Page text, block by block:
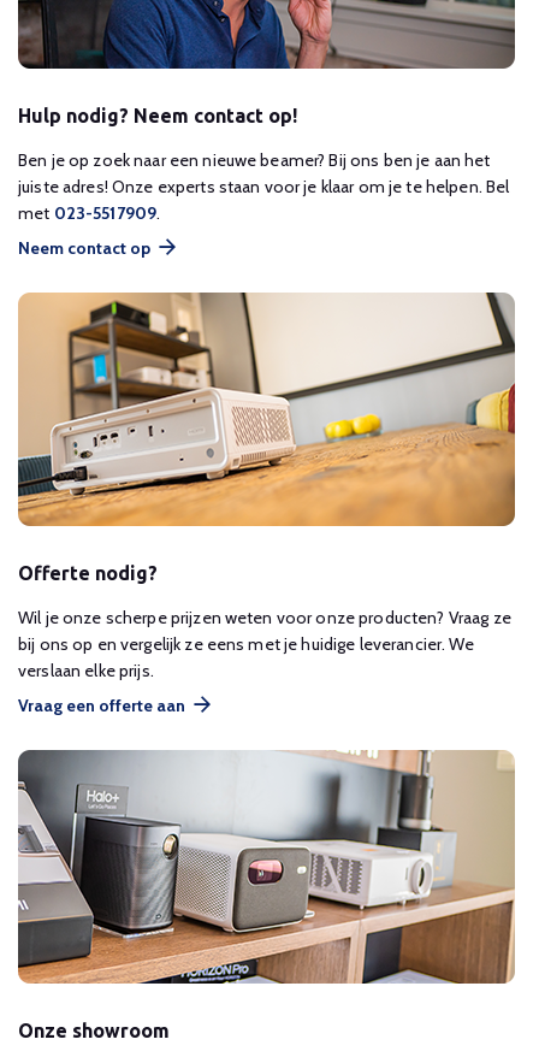
Hulp nodig? Neem contact op!
Ben je op zoek naar een nieuwe beamer? Bij ons ben je aan het
juiste adres! Onze experts staan voor je klaar om je te helpen. Bel
met 023-5517909.
Neem contact op
Offerte nodig?
Wil je onze scherpe prijzen weten voor onze producten? Vraag ze
bij ons op en vergelijk ze eens met je huidige leverancier. We
verslaan elke prijs.
Vraag een offerte aan
Onze showroom